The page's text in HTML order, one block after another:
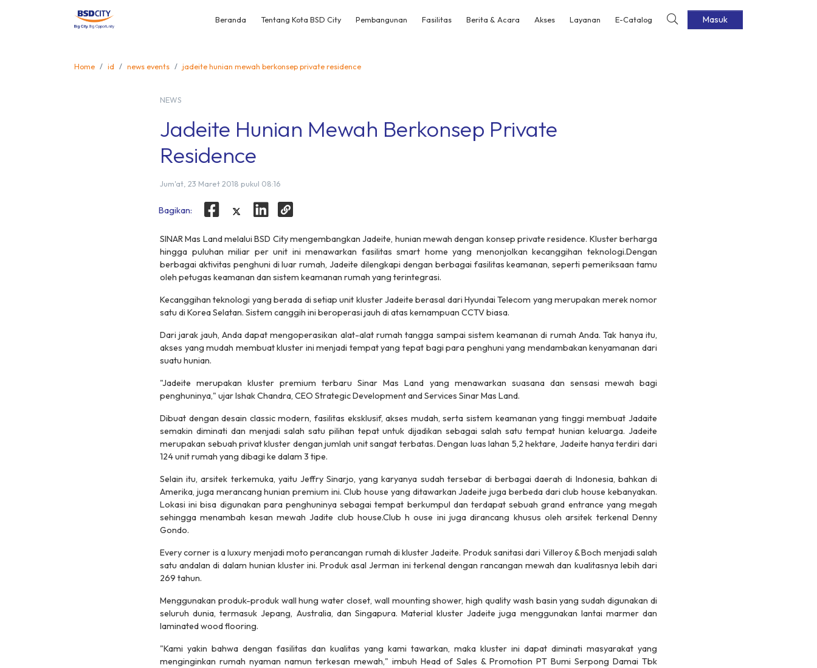
Beranda Tentang Kota BSD City Pembangunan Fasilitas Berita & Acara Akses Layanan E-Catalog Masuk
Home id news events jadeite hunian mewah berkonsep private residence
NEWS
Jadeite Hunian Mewah Berkonsep Private
Residence
Jum'at, 23 Maret 2018 pukul 08:16
Bagikan:
SINAR Mas Land melalui BSD City mengembangkan Jadeite, hunian mewah dengan konsep private residence. Kluster berharga
hingga puluhan miliar per unit ini menawarkan fasilitas smart home yang menonjolkan kecanggihan teknologi.Dengan
berbagai aktivitas penghuni di luar rumah, Jadeite dilengkapi dengan berbagai fasilitas keamanan, seperti pemeriksaan tamu
oleh petugas keamanan dan sistem keamanan rumah yang terintegrasi.
Kecanggihan teknologi yang berada di setiap unit kluster Jadeite berasal dari Hyundai Telecom yang merupakan merek nomor
satu di Korea Selatan. Sistem canggih ini beroperasi jauh di atas kemampuan CCTV biasa.
Dari jarak jauh, Anda dapat mengoperasikan alat-alat rumah tangga sampai sistem keamanan di rumah Anda. Tak hanya itu,
akses yang mudah membuat kluster ini menjadi tempat yang tepat bagi para penghuni yang mendambakan kenyamanan dari
suatu hunian.
"Jadeite merupakan kluster premium terbaru Sinar Mas Land yang menawarkan suasana dan sensasi mewah bagi
penghuninya," ujar Ishak Chandra, CEO Strategic Development and Services Sinar Mas Land.
Dibuat dengan desain classic modern, fasilitas eksklusif, akses mudah, serta sistem keamanan yang tinggi membuat Jadaite
semakin diminati dan menjadi salah satu pilihan tepat untuk dijadikan sebagai salah satu tempat hunian keluarga. Jadeite
merupakan sebuah privat kluster dengan jumlah unit sangat terbatas. Dengan luas lahan 5,2 hektare, Jadeite hanya terdiri dari
124 unit rumah yang dibagi ke dalam 3 tipe.
Selain itu, arsitek terkemuka, yaitu Jeffry Sinarjo, yang karyanya sudah tersebar di berbagai daerah di Indonesia, bahkan di
Amerika, juga merancang hunian premium ini. Club house yang ditawarkan Jadeite juga berbeda dari club house kebanyakan.
Lokasi ini bisa digunakan para penghuninya sebagai tempat berkumpul dan terdapat sebuah grand entrance yang megah
sehingga menambah kesan mewah Jadite club house.Club h ouse ini juga dirancang khusus oleh arsitek terkenal Denny
Gondo.
Every corner is a luxury menjadi moto perancangan rumah di kluster Jadeite. Produk sanitasi dari Villeroy & Boch menjadi salah
satu andalan di dalam hunian kluster ini. Produk asal Jerman ini terkenal dengan rancangan mewah dan kualitasnya lebih dari
269 tahun.
Menggunakan produk-produk wall hung water closet, wall mounting shower, high quality wash basin yang sudah digunakan di
seluruh dunia, termasuk Jepang, Australia, dan Singapura. Material kluster Jadeite juga menggunakan lantai marmer dan
laminated wood flooring.
"Kami yakin bahwa dengan fasilitas dan kualitas yang kami tawarkan, maka kluster ini dapat diminati masyarakat yang
menginginkan rumah nyaman namun terkesan mewah," imbuh Head of Sales & Promotion PT Bumi Serpong Damai Tbk